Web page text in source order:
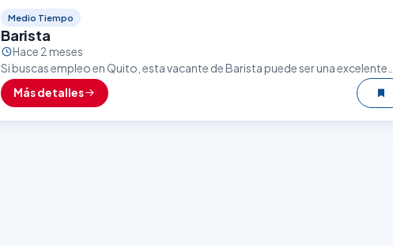
Medio Tiempo
Barista
Hace 2 meses
Si buscas empleo en Quito, esta vacante de Barista puede ser una excelente
oportunidad. El sector gastronómico es uno de los que más empleo…
Más detalles